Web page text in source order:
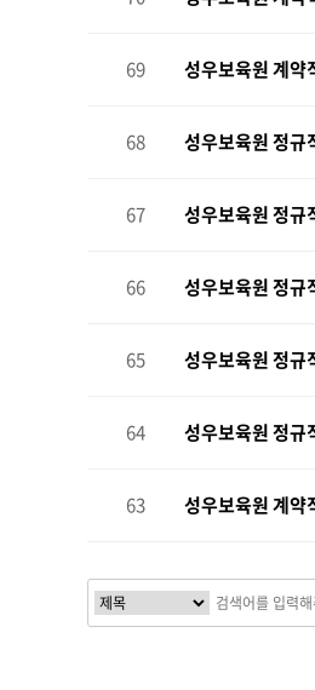
69 성우보육원 계약
68 성우보육원 정규
67 성우보육원 정규
66 성우보육원 정규
65 성우보육원 정규
64 성우보육원 정규
63 성우보육원 계약